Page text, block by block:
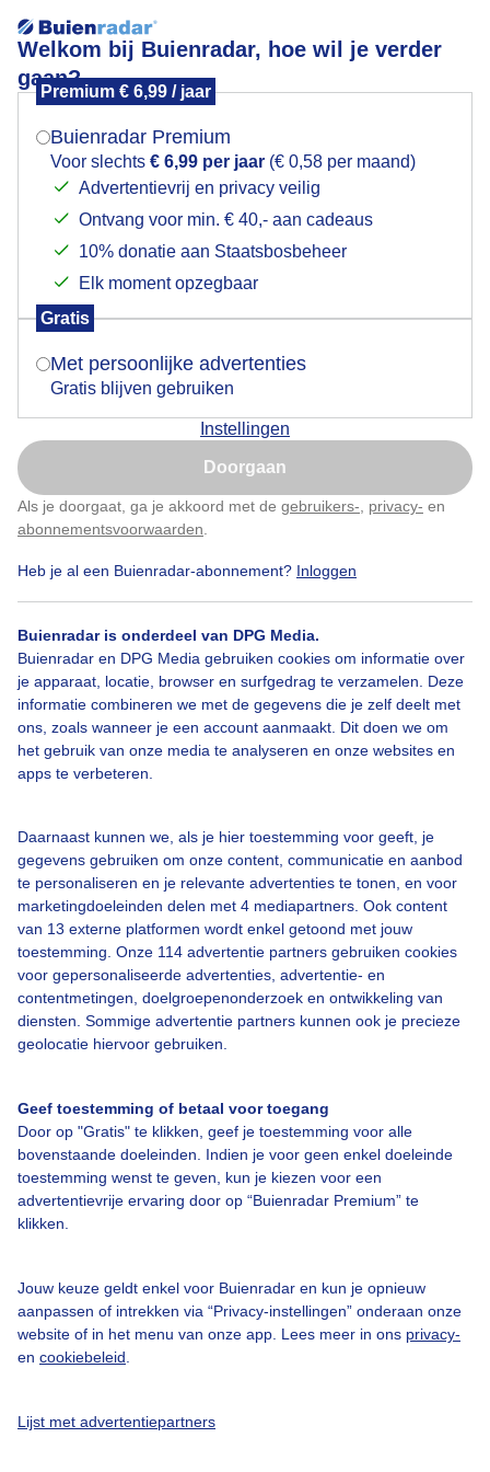
Welkom bij Buienradar, hoe wil je verder
gaan?
Premium € 6,99 / jaar
Buienradar Premium
Voor slechts € 6,99 per jaar (€ 0,58 per maand)
Advertentievrij en privacy veilig
Ontvang voor min. € 40,- aan cadeaus
10% donatie aan Staatsbosbeheer
Elk moment opzegbaar
Gratis
Met persoonlijke advertenties
Gratis blijven gebruiken
Instellingen
Doorgaan
Als je doorgaat, ga je akkoord met de gebruikers- privacy- en
abonnementsvoorwaarden
Heb je al een Buienradar-abonnement? Inloggen
Buienradar is onderdeel van DPG Media.
Buienradar en DPG Media gebruiken cookies om informatie over
je apparaat, locatie, browser en surfgedrag te verzamelen. Deze
informatie combineren we met de gegevens die je zelf deelt met
ons, zoals wanneer je een account aanmaakt. Dit doen we om
het gebruik van onze media te analyseren en onze websites en
apps te verbeteren.
Daarnaast kunnen we, als je hier toestemming voor geeft, je
gegevens gebruiken om onze content, communicatie en aanbod
te personaliseren en je relevante advertenties te tonen, en voor
marketingdoeleinden delen met 4 mediapartners. Ook content
van 13 externe platformen wordt enkel getoond met jouw
toestemming. Onze 114 advertentie partners gebruiken cookies
voor gepersonaliseerde advertenties, advertentie- en
contentmetingen, doelgroepenonderzoek en ontwikkeling van
diensten. Sommige advertentie partners kunnen ook je precieze
geolocatie hiervoor gebruiken.
Geef toestemming of betaal voor toegang
Door op "Gratis" te klikken, geef je toestemming voor alle
bovenstaande doeleinden. Indien je voor geen enkel doeleinde
toestemming wenst te geven, kun je kiezen voor een
advertentievrije ervaring door op “Buienradar Premium” te
klikken.
Jouw keuze geldt enkel voor Buienradar en kun je opnieuw
aanpassen of intrekken via “Privacy-instellingen” onderaan onze
website of in het menu van onze app. Lees meer in ons privacy-
en cookiebeleid
Lijst met advertentiepartners
Ook veel bewolking.
Ook veel bewolking.
Door: Ed van der Padt Gemaakt: 08-10-2025, 58x bekeken
Bekijk slideshow
Een moment geduld aub...
Over Buienradar
Veelgestelde vragen
Contact
Toegankelijkheid
Buienradar Team
Privacy instellingen
Mogen we je locatie gebruiken voor het
Indien je hier nog geen akkoord op hebt gegeven,
verschijnt er zo een pop-up uit je browser waarin
Is goed, toon de popup
Nu niet, misschien later
Klik hierom dit aan te passen